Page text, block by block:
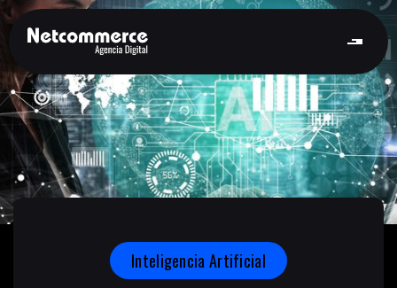
Inteligencia Artificial